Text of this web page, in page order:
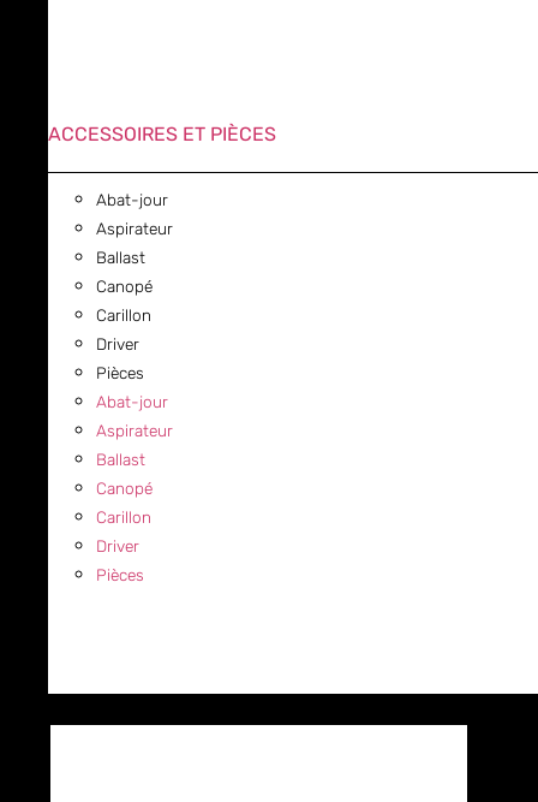
ACCESSOIRES ET PIÈCES
Abat-jour
Aspirateur
Ballast
Canopé
Carillon
Driver
Pièces
Abat-jour
Aspirateur
Ballast
Canopé
Carillon
Driver
Pièces